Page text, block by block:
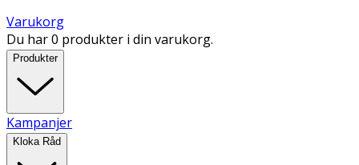
Varukorg
Du har 0 produkter i din varukorg.
Produkter
Kampanjer
Kloka Råd